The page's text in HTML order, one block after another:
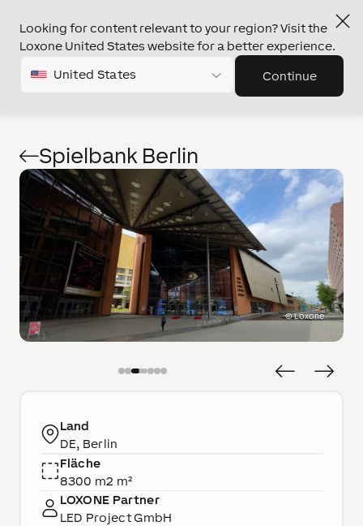
Looking for content relevant to your region? Visit the
Loxone United States website for a better experience.
United States Continue
Spielbank Berlin
©Loxone
Land
DE, Berlin
Fläche
8300 m2 m²
LOXONE Partner
LED Project GmbH